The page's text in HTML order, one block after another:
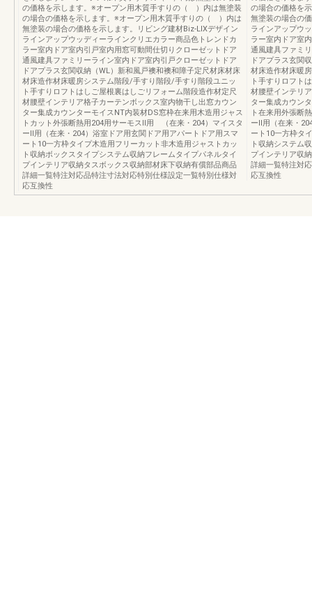
の価格を示します。※オープン用木質手すりの（ ）内は無塗装
の場合の価格を示します。※オープン用木質手すりの（ ）内は
無塗装の場合の価格を示します。リビング建材Biz-LIXデザイン
ラインアップウッディーラインクリエカラー商品色トレンドカ
ラー室内ドア室内引戸室内用窓可動間仕切りクローゼットドア
通風建具ファミリーライン室内ドア室内引戸クローゼットドア
ドアプラス玄関収納（WL）新和風戸襖和襖和障子定尺材床材床
材床造作材床暖房システム階段/手すり階段/手すり階段ユニッ
ト手すりロフトはしご屋根裏はしごリフォーム階段造作材定尺
材腰壁インテリア格子カーテンボックス室内物干し出窓カウン
ター集成カウンターモイスNT内装材DS窓枠在来用木造用ジャス
トカット外張断熱用204用サーモスⅡ用 （在来・204）マイスタ
ーⅡ用（在来・204）浴室ドア用玄関ドア用アパートドア用スマ
ート10一方枠タイプ木造用フリーカット非木造用ジャストカッ
ト収納ボックスタイプシステム収納フレームタイプパネルタイ
プインテリア収納タスボックス収納部材床下収納有償部品商品
詳細一覧特注対応品特注寸法対応特別仕様設定一覧特別仕様対
応互換性
の場合の価格を
無塗装の場合の
ラインアップウ
ラー室内ドア室
通風建具ファミ
ドアプラス玄関
材床造作材床暖
ト手すりロフト
材腰壁インテリ
ター集成カウン
ト在来用外張断
ーⅡ用（在来・
ート10一方枠タ
ト収納システム
プインテリア収
詳細一覧特注対
応互換性